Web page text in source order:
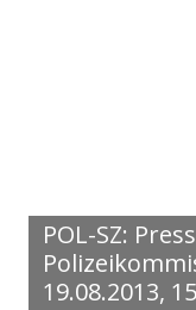
POL-SZ:
19.08.2013,